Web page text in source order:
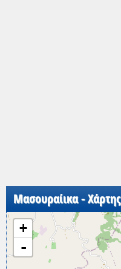
Μασουραίικα - Χάρτης
+
-